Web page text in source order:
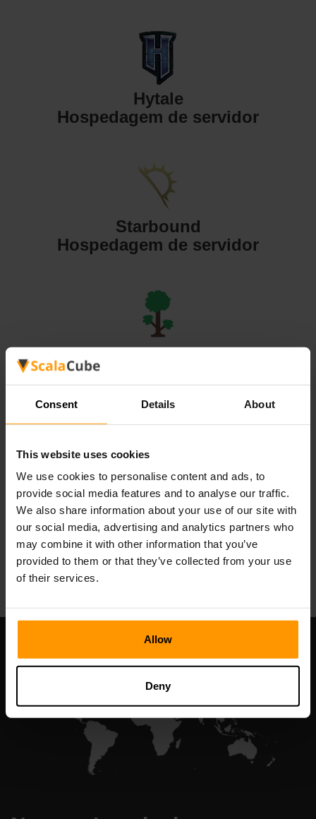
Consent Details About
This website uses cookies
We use cookies to personalise content and ads, to
provide social media features and to analyse our traffic.
We also share information about your use of our site with
our social media, advertising and analytics partners who
may combine it with other information that you’ve
provided to them or that they’ve collected from your use
of their services.
Allow
Deny
Hytale
Hospedagem de servidor
Starbound
Hospedagem de servidor
Hospedagem de servidor
Valheim
Hospedagem de servidor
All Games